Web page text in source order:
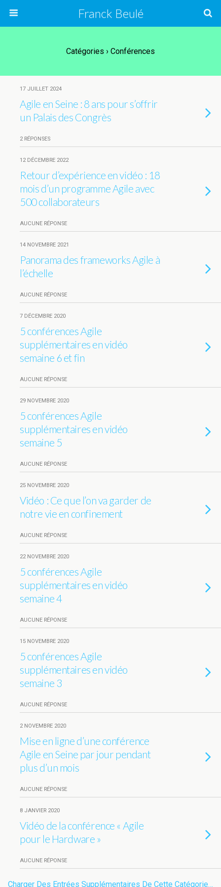
Franck Beulé
Catégories › Conférences
17 JUILLET 2024
Agile en Seine : 8 ans pour s’offrir
un Palais des Congrès
2 RÉPONSES
12 DÉCEMBRE 2022
Retour d’expérience en vidéo : 18
mois d’un programme Agile avec
500 collaborateurs
AUCUNE RÉPONSE
14 NOVEMBRE 2021
Panorama des frameworks Agile à
l’échelle
AUCUNE RÉPONSE
7 DÉCEMBRE 2020
5 conférences Agile
supplémentaires en vidéo
semaine 6 et fin
AUCUNE RÉPONSE
29 NOVEMBRE 2020
5 conférences Agile
supplémentaires en vidéo
semaine 5
AUCUNE RÉPONSE
25 NOVEMBRE 2020
Vidéo : Ce que l’on va garder de
notre vie en confinement
AUCUNE RÉPONSE
22 NOVEMBRE 2020
5 conférences Agile
supplémentaires en vidéo
semaine 4
AUCUNE RÉPONSE
15 NOVEMBRE 2020
5 conférences Agile
supplémentaires en vidéo
semaine 3
AUCUNE RÉPONSE
2 NOVEMBRE 2020
Mise en ligne d’une conférence
Agile en Seine par jour pendant
plus d’un mois
AUCUNE RÉPONSE
8 JANVIER 2020
Vidéo de la conférence « Agile
pour le Hardware »
AUCUNE RÉPONSE
Charger Des Entrées Supplémentaires De Cette Catégorie…